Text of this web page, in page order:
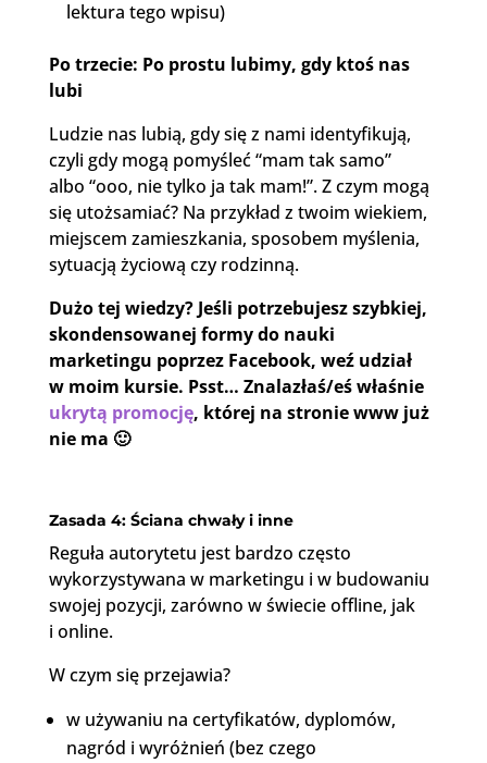
lektura tego wpisu)
Po trzecie: Po prostu lubimy, gdy ktoś nas
lubi
Ludzie nas lubią, gdy się z nami identyfikują,
czyli gdy mogą pomyśleć “mam tak samo”
albo “ooo, nie tylko ja tak mam!”. Z czym mogą
się utożsamiać? Na przykład z twoim wiekiem,
miejscem zamieszkania, sposobem myślenia,
sytuacją życiową czy rodzinną.
Dużo tej wiedzy? Jeśli potrzebujesz szybkiej,
skondensowanej formy do nauki
marketingu poprzez Facebook, weź udział
w moim kursie. Psst… Znalazłaś/eś właśnie
ukrytą promocję, której na stronie www już
nie ma 🙂
Zasada 4: Ściana chwały i inne
Reguła autorytetu jest bardzo często
wykorzystywana w marketingu i w budowaniu
swojej pozycji, zarówno w świecie offline, jak
i online.
W czym się przejawia?
w używaniu na certyfikatów, dyplomów,
nagród i wyróżnień (bez czego